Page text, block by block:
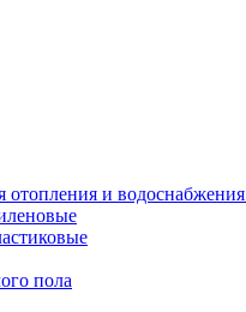
отопления и водоснабжения
пола